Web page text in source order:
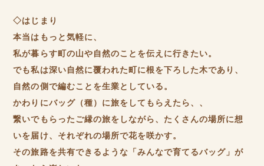
◇はじまり
本当はもっと気軽に、
私が暮らす町の山や自然のことを伝えに行きたい。
でも私は深い自然に覆われた町に根を下ろした木であり、
自然の側で編むことを生業としている。
かわりにバッグ（種）に旅をしてもらえたら、、
繋いでもらったご縁の旅をしながら、たくさんの場所に想
いを届け、それぞれの場所で花を咲かす。
その旅路を共有できるような「みんなで育てるバッグ」が